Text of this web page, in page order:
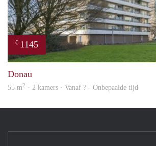
€ 1145
Donau
55 m2 · 2 kamers · Vanaf ? - Onbepaalde tijd